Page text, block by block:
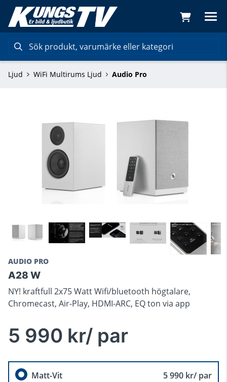
Ljud WiFi Multirums Ljud Audio Pro
AUDIO PRO
A28 W
NY! kraftfull 2x75 Watt Wifi/bluetooth högtalare,
Chromecast, Air-Play, HDMI-ARC, EQ ton via app
5 990 kr/ par
Matt-Vit
5 990 kr/ par